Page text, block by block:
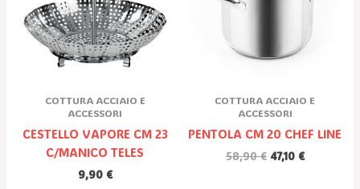
COTTURA ACCIAIO E
ACCESSORI
CESTELLO VAPORE CM 23
C/MANICO TELES
9,90 €
COTTURA ACCIAIO E
ACCESSORI
PENTOLA CM 20 CHEF LINE
58,90€ 47,10 €